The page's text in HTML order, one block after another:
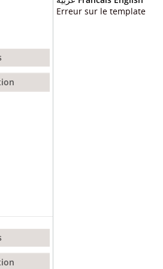
Erreur sur le template